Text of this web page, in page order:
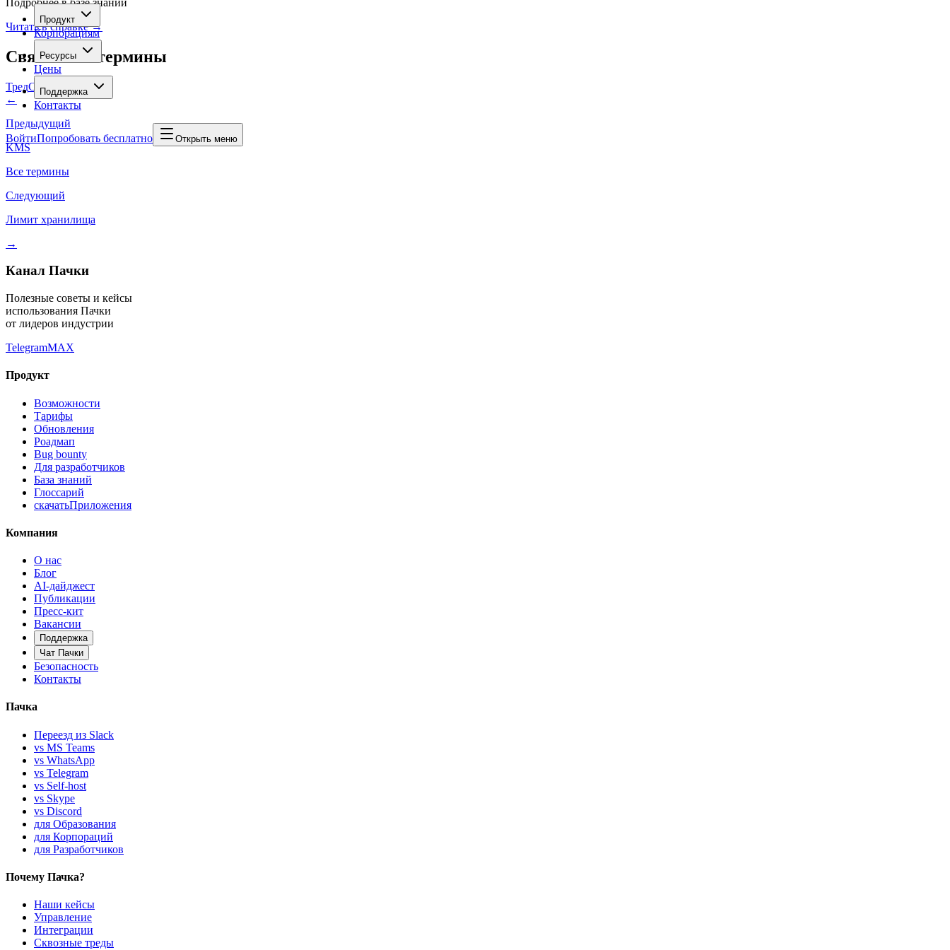
Продукт
Корпорациям
Ресурсы
Цены
Поддержка
Контакты
ВойтиПопробовать бесплатно Открыть меню
Читать в справке →
Связанные термины
ТредСквозные треды
←
Предыдущий
KMS
Все термины
Следующий
Лимит хранилища
→
Канал Пачки
Полезные советы и кейсы
использования Пачки
от лидеров индустрии
TelegramMAX
Продукт
Возможности
Тарифы
Обновления
Роадмап
Bug bounty
Для разработчиков
База знаний
Глоссарий
скачатьПриложения
Компания
О нас
Блог
AI-дайджест
Публикации
Пресс-кит
Вакансии
Поддержка
Чат Пачки
Безопасность
Контакты
Пачка
Переезд из Slack
vs MS Teams
vs WhatsApp
vs Telegram
vs Self-host
vs Skype
vs Discord
для Образования
для Корпораций
для Разработчиков
Почему Пачка?
Наши кейсы
Управление
Интеграции
Сквозные треды